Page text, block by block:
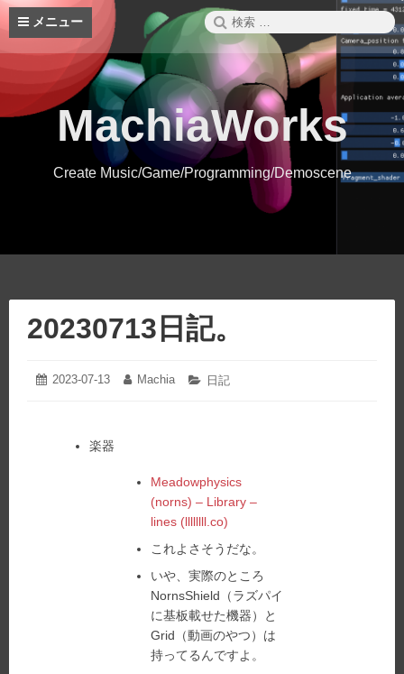
コ
ス
メニュー
検
索:
MachiaWorks
Create Music/Game/Programming/Demoscene
20230713日記。
投
2023-07-13 2023- 投
Machia
カ
日記
楽器
Meadowphysics
(norns) – Library –
lines (llllllll.co)
これよさそうだな。
いや、実際のところ
NornsShield（ラズパイ
に基板載せた機器）と
Grid（動画のやつ）は
持ってるんですよ。